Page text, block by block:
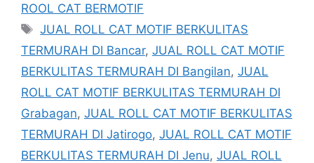
ROOL CAT BERMOTIF
Tag
JUAL ROLL CAT MOTIF BERKULITAS
TERMURAH DI Bancar, JUAL ROLL CAT MOTIF
BERKULITAS TERMURAH DI Bangilan, JUAL
ROLL CAT MOTIF BERKULITAS TERMURAH DI
Grabagan, JUAL ROLL CAT MOTIF BERKULITAS
TERMURAH DI Jatirogo, JUAL ROLL CAT MOTIF
BERKULITAS TERMURAH DI Jenu, JUAL ROLL